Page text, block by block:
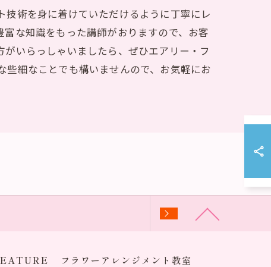
術を身に着けていただけるように丁寧にレ
な知識をもった講師がおりますので、お客
いらっしゃいましたら、ぜひエアリー・フ
細なことでも構いませんので、お気軽にお
フラワーアレンジメント教室